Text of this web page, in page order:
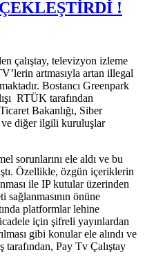
!
çalıştay, televizyon izleme
artmasıyla artan illegal
Bostancı Greenpark
RTÜK tarafından
Bakanlığı, Siber
diğer ilgili kuruluşlar
sorunlarını ele aldı ve bu
Özellikle, özgün içeriklerin
ile IP kutular üzerinden
önüne
platformlar lehine
için şifreli yayınlardan
gibi konular ele alındı ve
Pay Tv Çalıştay